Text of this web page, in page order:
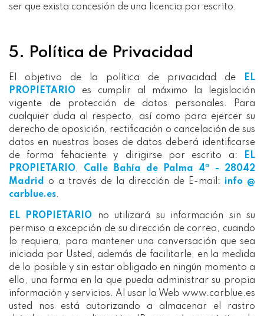
ser que exista concesión de una licencia por escrito.
5. Política de Privacidad
El objetivo de la política de privacidad de
EL
PROPIETARIO es cumplir al máximo la legislación
vigente de protección de datos personales. Para
cualquier duda al respecto, así como para ejercer su
derecho de oposición, rectificación o cancelación de sus
datos en nuestras bases de datos deberá identificarse
de forma fehaciente y dirigirse por escrito a:
EL
PROPIETARIO, Calle Bahía de Palma 4ª - 28042
Madrid o a través de la dirección de E-mail: info @
carblue.es.
EL PROPIETARIO no utilizará su información sin su
permiso a excepción de su dirección de correo, cuando
lo requiera, para mantener una conversación que sea
iniciada por Usted, además de facilitarle, en la medida
de lo posible y sin estar obligado en ningún momento a
ello, una forma en la que pueda administrar su propia
información y servicios. Al usar la Web www.carblue.es
usted nos está autorizando a almacenar el rastro